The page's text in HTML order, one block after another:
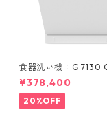
食器洗い機：G 7130
W (ホワイト/60cm)
ア装備タイプ
¥378,400
20%OFF